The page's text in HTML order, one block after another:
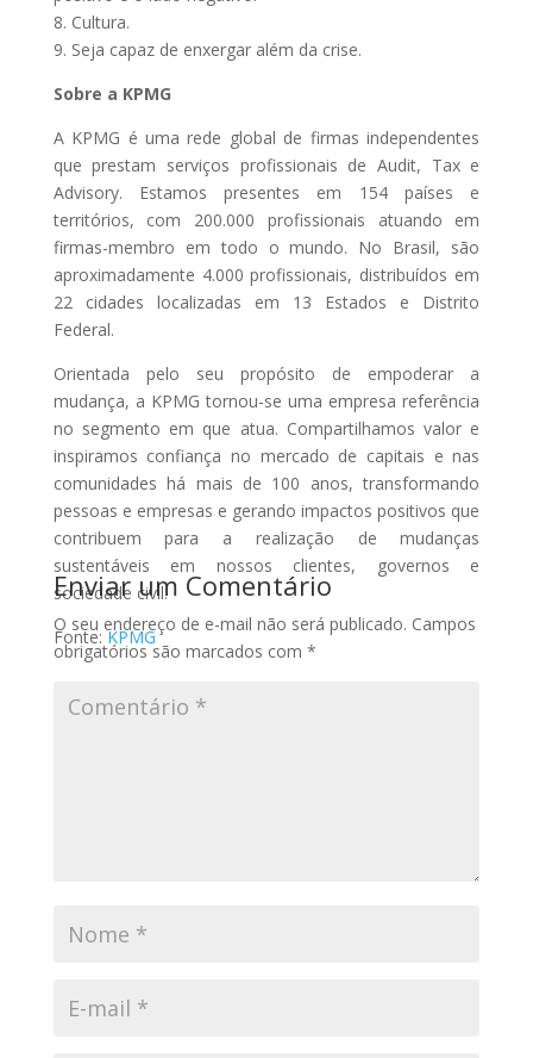
8. Cultura.
9. Seja capaz de enxergar além da crise.
Sobre a KPMG
A KPMG é uma rede global de firmas independentes
que prestam serviços profissionais de Audit, Tax e
Advisory. Estamos presentes em 154 países e
territórios, com 200.000 profissionais atuando em
firmas-membro em todo o mundo. No Brasil, são
aproximadamente 4.000 profissionais, distribuídos em
22 cidades localizadas em 13 Estados e Distrito
Federal.
Orientada pelo seu propósito de empoderar a
mudança, a KPMG tornou-se uma empresa referência
no segmento em que atua. Compartilhamos valor e
inspiramos confiança no mercado de capitais e nas
comunidades há mais de 100 anos, transformando
pessoas e empresas e gerando impactos positivos que
contribuem para a realização de mudanças
sustentáveis em nossos clientes, governos e
sociedade civil.
Fonte:KPMG
Enviar um Comentário
O seu endereço de e-mail não será publicado. Campos
obrigatórios são marcados com *